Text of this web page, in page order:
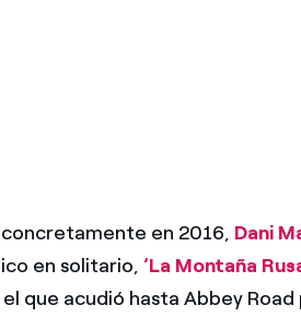
concretamente en 2016, Dani
en solitario,‘La Montaña
que acudió hasta Abbey